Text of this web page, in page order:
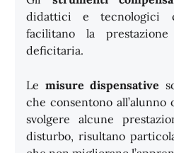
didattici e tecnologici
facilitano la prestazione
deficitaria.
Le misure dispensative
che consentono
svolgere alcune
disturbo, risultano